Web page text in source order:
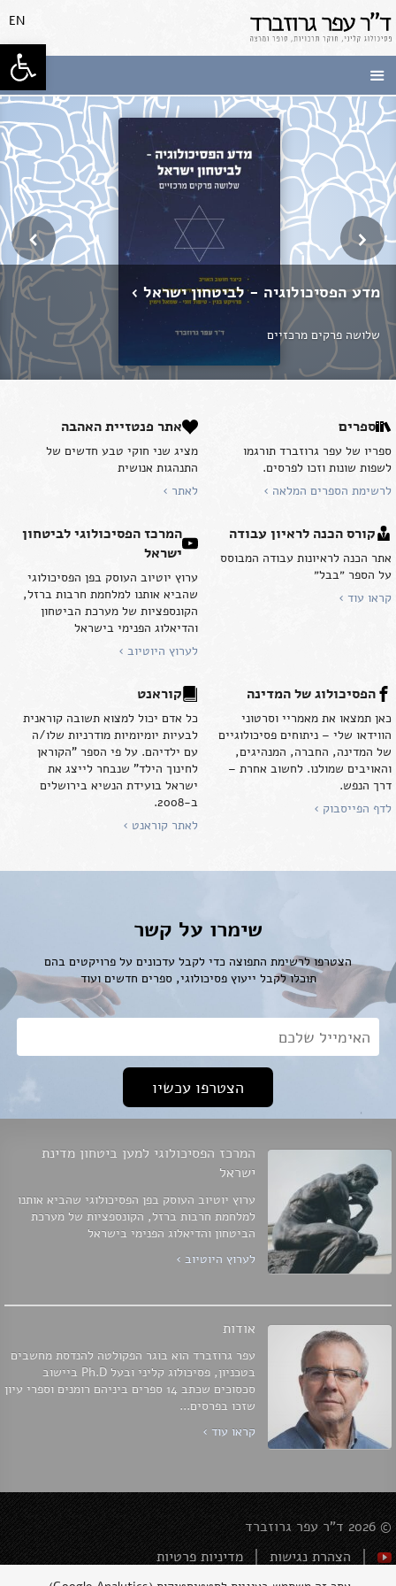
פתח
לתוכן
ד"ר עפר
גרוזברד
פסיכולוג
קליני, חוקר
תרבויות,
סופר ומרצה
EN
› ‹
מדע הפסיכולוגיה - לביטחון ישראל
שלושה פרקים מרכזיים
ספרים
ספריו של עפר גרוזברד תורגמו
לשפות שונות וזכו לפרסים.
לרשימת הספרים המלאה ›
אתר פנטזיית האהבה
מציג שני חוקי טבע חדשים של
התנהגות אנושית
לאתר ›
קורס הכנה לראיון עבודה
אתר הכנה לראיונות עבודה המבוסס
על הספר ״בבל״
קראו עוד ›
המרכז הפסיכולוגי לביטחון
ישראל
ערוץ יוטיוב העוסק בפן הפסיכולוגי
שהביא אותנו למלחמת חרבות ברזל,
הקונספציות של מערכת הביטחון
והדיאלוג הפנימי בישראל
לערוץ היוטיוב ›
הפסיכולוג של המדינה
כאן תמצאו את מאמריי וסרטוני
הווידאו שלי – ניתוחים פסיכולוגיים
של המדינה, החברה, המנהיגים,
והאויבים שמולנו. לחשוב אחרת –
דרך הנפש.
לדף הפייסבוק ›
קוראנט
כל אדם יכול למצוא תשובה קוראנית
לבעיות יומיומיות מודרניות שלו/ה
עם ילדיהם. על פי הספר "הקוראן
לחינוך הילד" שנבחר לייצג את
ישראל בועידת הנשיא בירושלים
ב-2008.
לאתר קוראנט ›
שימרו על קשר
הצטרפו לרשימת התפוצה כדי לקבל עדכונים על פרויקטים בהם
תוכלו לקבל ייעוץ פסיכולוגי, ספרים חדשים ועוד
אימייל*
המרכז הפסיכולוגי למען ביטחון מדינת
ישראל
ערוץ יוטיוב העוסק בפן הפסיכולוגי שהביא אותנו
למלחמת חרבות ברזל, הקונספציות של מערכת
הביטחון והדיאלוג הפנימי בישראל
לערוץ היוטיוב ›
אודות
עפר גרוזברד הוא בוגר הפקולטה להנדסת מחשבים
בטכניון, פסיכולוג קליני ובעל Ph.D ביישוב
סכסוכים שכתב 14 ספרים ביניהם רומנים וספרי עיון
שזכו בפרסים...
קראו עוד ›
© 2026 ד"ר עפר גרוזברד
הצהרת נגישות
מדיניות פרטיות